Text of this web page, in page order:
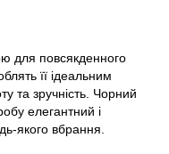
для повсякденного
її ідеальним
та зручність. Чорний
елегантний і
якого вбрання.